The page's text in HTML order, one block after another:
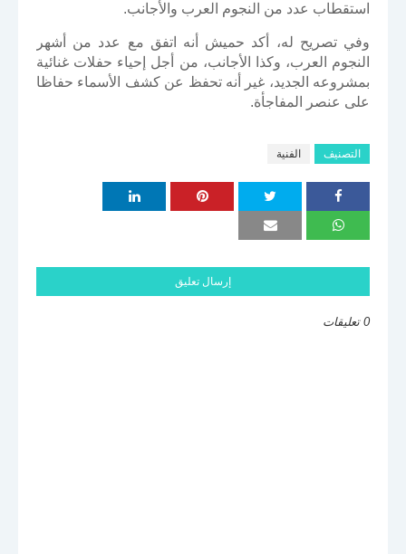
استقطاب عدد من النجوم العرب والأجانب.
وفي تصريح له، أكد حميش أنه اتفق مع عدد من أشهر
النجوم العرب، وكذا الأجانب، من أجل إحياء حفلات غنائية
بمشروعه الجديد، غير أنه تحفظ عن كشف الأسماء حفاظا
على عنصر المفاجأة.
التصنيف الفنية
إرسال تعليق
0 تعليقات